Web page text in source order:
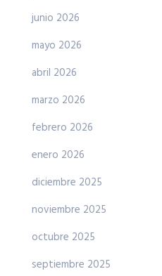
junio 2026
mayo 2026
abril 2026
marzo 2026
febrero 2026
enero 2026
diciembre 2025
noviembre 2025
octubre 2025
septiembre 2025